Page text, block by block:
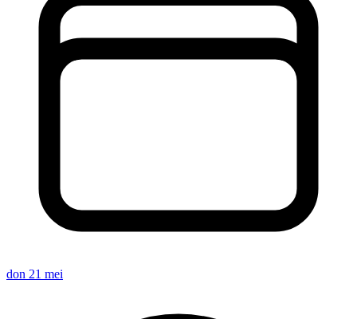
don 21 mei